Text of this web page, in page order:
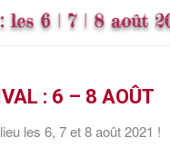
: 6 – 8 AOÛT
les 6, 7 et 8 août 2021 !